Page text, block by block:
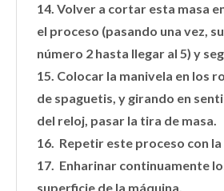
14. Volver a cortar esta masa
el proceso (pasando una vez,
número 2 hasta llegar al 5) y
15. Colocar la manivela en los
de spaguetis, y girando en
del reloj, pasar la tira de masa.
16. Repetir este proceso con
17. Enharinar continuamente
superficie de la máquina.